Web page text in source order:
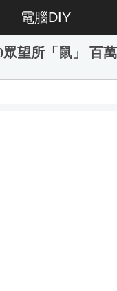
電腦DIY
眾望所「鼠」 百